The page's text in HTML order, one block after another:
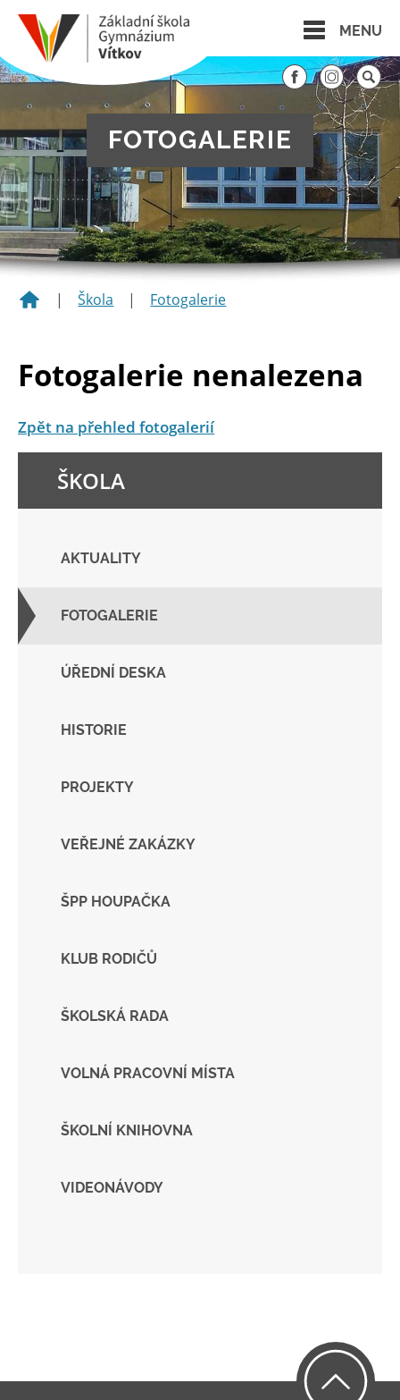
MENU
FOTOGALERIE
| Škola | Fotogalerie
Fotogalerie nenalezena
Zpět na přehled fotogalerií
ŠKOLA
AKTUALITY
FOTOGALERIE
ÚŘEDNÍ DESKA
HISTORIE
PROJEKTY
VEŘEJNÉ ZAKÁZKY
ŠPP HOUPAČKA
KLUB RODIČŮ
ŠKOLSKÁ RADA
VOLNÁ PRACOVNÍ MÍSTA
ŠKOLNÍ KNIHOVNA
VIDEONÁVODY